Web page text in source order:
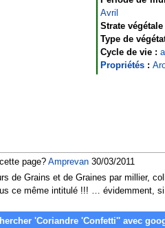
Avril
Strate végétale
Type de
Cycle de vie :
Propriétés :
page?Amprevan 30/03/2011
de Grains et de Graines par millier,
ce même intitulé !!! …